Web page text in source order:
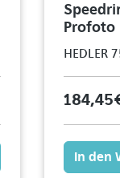
Profoto
HEDLER
184,45
In den